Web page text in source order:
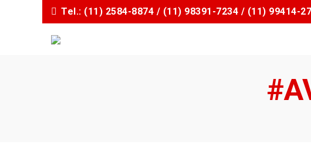
Tel.: (11) 2584-8874 / (11) 98391-7234 / (11) 99414-